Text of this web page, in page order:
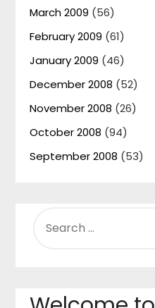
March 2009 (56)
February 2009 (61)
January 2009 (46)
December 2008 (52)
November 2008 (26)
October 2008 (94)
September 2008 (53)
FOR: